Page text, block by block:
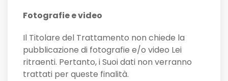
Fotografie e video
Il Titolare del Trattamento non chiede la
pubblicazione di fotografie e/o video Lei
ritraenti. Pertanto, i Suoi dati non verranno
trattati per queste finalità.